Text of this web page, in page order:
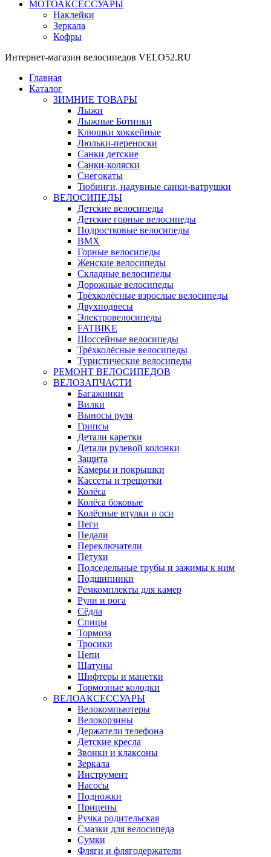
МОТОАКСЕССУАРЫ
Наклейки
Зеркала
Кофры
Интернет-магазин велосипедов VELO52.RU
Главная
Каталог
ЗИМНИЕ ТОВАРЫ
Лыжи
Лыжные Ботинки
Клюшки хоккейные
Люльки-переноски
Санки детские
Санки-коляски
Снегокаты
Тюбинги, надувные санки-ватрушки
ВЕЛОСИПЕДЫ
Детские велосипеды
Детские горные велосипеды
Подростковые велосипеды
BMX
Горные велосипеды
Женские велосипеды
Складные велосипеды
Дорожные велосипеды
Трёхколёсные взрослые велосипеды
Двухподвесы
Электровелосипеды
FATBIKE
Шоссейные велосипеды
Трёхколёсные велосипеды
Туристические велосипеды
РЕМОНТ ВЕЛОСИПЕДОВ
ВЕЛОЗАПЧАСТИ
Багажники
Вилки
Выносы руля
Грипсы
Детали каретки
Детали рулевой колонки
Защита
Камеры и покрышки
Кассеты и трещотки
Колёса
Колёса боковые
Колёсные втулки и оси
Пеги
Педали
Переключатели
Петухи
Подседельные трубы и зажимы к ним
Подшипники
Ремкомплекты для камер
Рули и рога
Сёдла
Спицы
Тормоза
Тросики
Цепи
Шатуны
Шифтеры и манетки
Тормозные колодки
ВЕЛОАКСЕССУАРЫ
Велокомпьютеры
Велокорзины
Держатели телефона
Детские кресла
Звонки и клаксоны
Зеркала
Инструмент
Насосы
Подножки
Прицепы
Ручка родительская
Смазки для велосипеда
Сумки
Фляги и флягодержатели